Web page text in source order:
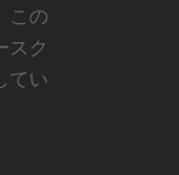
この
スク
てい